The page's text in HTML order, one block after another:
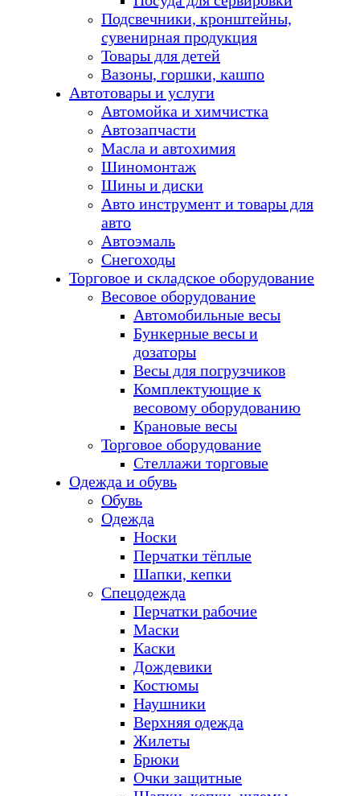
Подсвечники, кронштейны,
сувенирная продукция
Товары для детей
Вазоны, горшки, кашпо
Автотовары и услуги
Автомойка и химчистка
Автозапчасти
Масла и автохимия
Шиномонтаж
Шины и диски
Авто инструмент и товары для
авто
Автоэмаль
Снегоходы
Торговое и складское оборудование
Весовое оборудование
Автомобильные весы
Бункерные весы и
дозаторы
Весы для погрузчиков
Комплектующие к
весовому оборудованию
Крановые весы
Торговое оборудование
Стеллажи торговые
Одежда и обувь
Обувь
Одежда
Носки
Перчатки тёплые
Шапки, кепки
Спецодежда
Перчатки рабочие
Маски
Каски
Дождевики
Костюмы
Наушники
Верхняя одежда
Жилеты
Брюки
Очки защитные